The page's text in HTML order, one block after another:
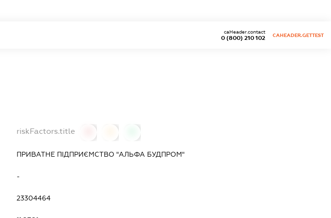
0 (800) 210 102
caHeader.contact
CAHEADER.GETTEST
riskFactors.title
ПРИВАТНЕ ПІДПРИЄМСТВО "АЛЬФА БУДПРОМ"
-
23304464